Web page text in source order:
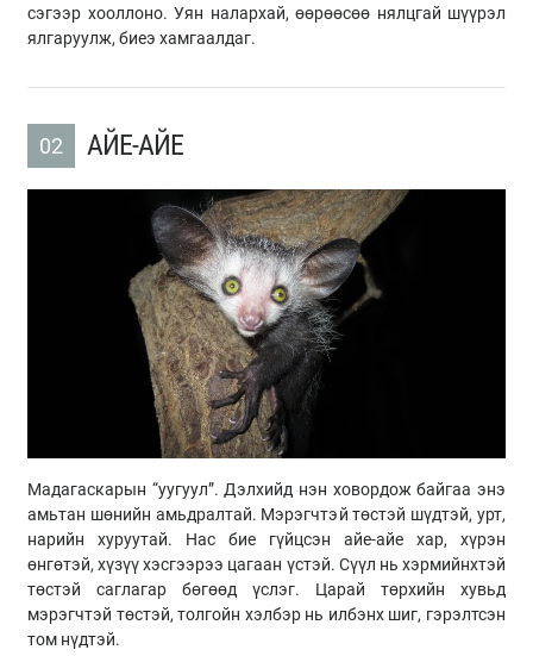
сэгээр хооллоно. Уян налархай, өөрөөсөө нялцгай шүүрэл
ялгаруулж, биеэ хамгаалдаг.
02 АЙЕ-АЙЕ
Мадагаскарын “уугуул”. Дэлхийд нэн ховордож байгаа энэ
амьтан шөнийн амьдралтай. Мэрэгчтэй төстэй шүдтэй, урт,
нарийн хуруутай. Нас бие гүйцсэн айе-айе хар, хүрэн
өнгөтэй, хүзүү хэсгээрээ цагаан үстэй. Сүүл нь хэрмийнхтэй
төстэй саглагар бөгөөд үслэг. Царай төрхийн хувьд
мэрэгчтэй төстэй, толгойн хэлбэр нь илбэнх шиг, гэрэлтсэн
том нүдтэй.